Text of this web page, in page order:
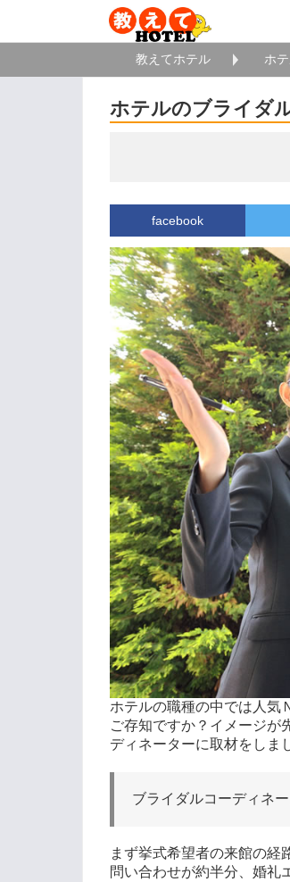
教えてホテル ホ
ホテルのブライダ
facebook
ホテルの職種の中では人気
ご存知ですか？イメージが
ディネーターに取材をしま
ブライダルコーディネ
まず挙式希望者の来館の経
問い合わせが約半分、婚礼